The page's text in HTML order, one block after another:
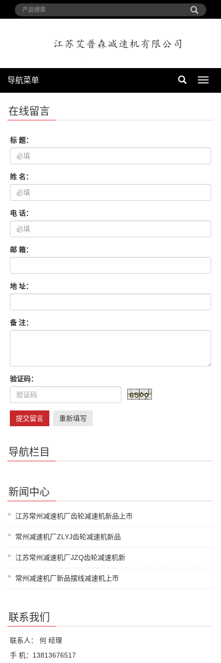
导
导航菜单
在线留言
标 题：
姓 名：
电 话：
邮 箱：
地 址：
备 注：
验证码：
提交留言 重新填写
导航栏目
新闻中心
江苏常州减速机厂齿轮减速机新品上市
常州减速机厂ZLYJ齿轮减速机新品
江苏常州减速机厂JZQ齿轮减速机新
常州减速机厂新品摆线减速机上市
联系我们
联系人： 何 经理
手 机：13813676517